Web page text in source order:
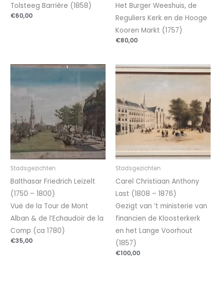
Tolsteeg Barrière (1858)
€60,00
Het Burger Weeshuis, de
Reguliers Kerk en de Hooge
Kooren Markt (1757)
€80,00
Stadsgezichten
Balthasar Friedrich Leizelt
(1750 – 1800)
Vuë de la Tour de Mont
Alban & de l’Echaudoir de la
Comp (ca 1780)
€35,00
Stadsgezichten
Carel Christiaan Anthony
Last (1808 – 1876)
Gezigt van ’t ministerie van
financien de Kloosterkerk
en het Lange Voorhout
(1857)
€100,00